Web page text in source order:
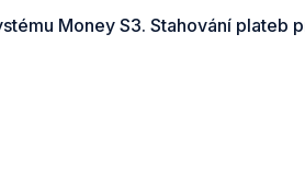
Money S3. Stahování plateb